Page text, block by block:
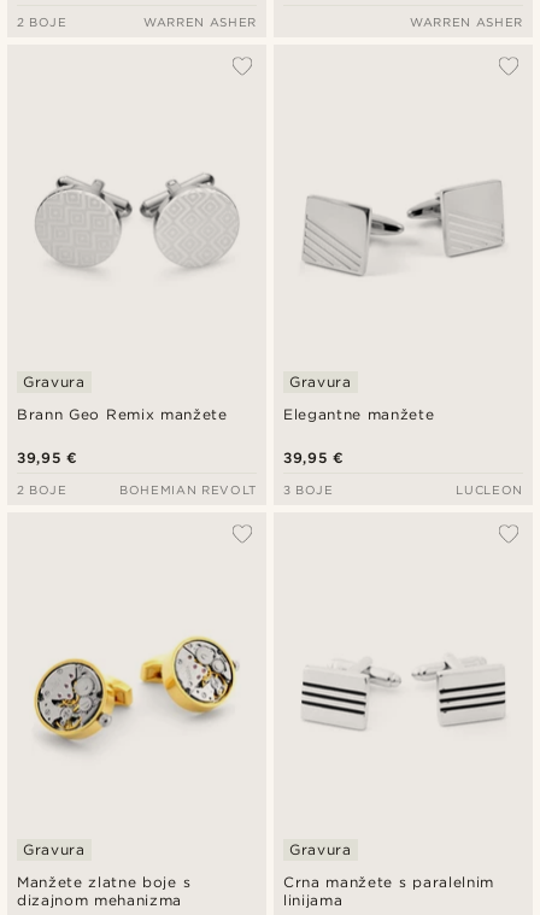
2 BOJE WARREN ASHER WARREN ASHER
Brann Geo Remix manžete
Gravura
39,95 €
2 BOJE BOHEMIAN REVOLT
Elegantne manžete
Gravura
39,95 €
3 BOJE LUCLEON
Manžete zlatne boje s
dizajnom mehanizma
Gravura
Crna manžete s paralelnim
linijama
Gravura